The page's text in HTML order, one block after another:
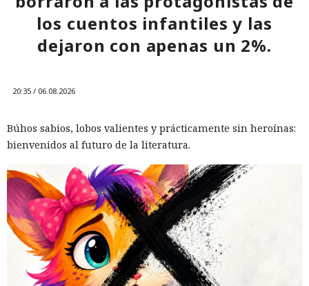
10:34 / 07.08.2026
Hombre podría afrontar hasta 32 años de prisión por filtrar
El canadiense Connor Riley Muka ganó dinero durante
los cuentos infantiles y las
dejaron con apenas un 2%.
20:35 / 06.08.2026
Búhos sabios, lobos valientes y prácticamente sin heroínas:
bienvenidos al futuro de la literatura.